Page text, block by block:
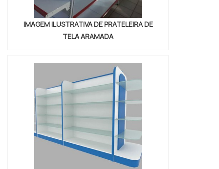
IMAGEM ILUSTRATIVA DE PRATELEIRA DE
TELA ARAMADA